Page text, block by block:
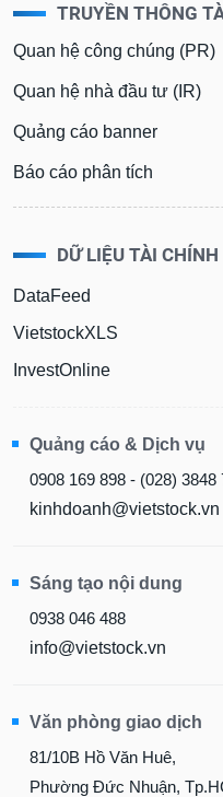
TRUYỀN THÔNG
Quan hệ công chúng (PR)
Quan hệ nhà đầu tư (IR)
Quảng cáo banner
Báo cáo phân tích
DỮ LIỆU TÀI CHÍNH
DataFeed
VietstockXLS
InvestOnline
Quảng cáo & Dịch vụ
0908 169 898 - (028) 3848
kinhdoanh@vietstock.vn
Sáng tạo nội dung
0938 046 488
info@vietstock.vn
Văn phòng giao dịch
81/10B Hồ Văn Huê,
Phường Đức Nhuận,
phân
tích
(-)
Thuật
ngữ
(-)
(-)
Đào
tài
chính
Công
đầu
Truyền